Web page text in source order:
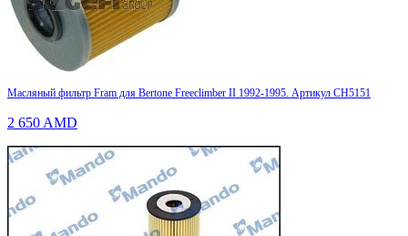
Масляный фильтр Fram для Bertone Freeclimber II 1992-1995. Артикул CH5151
2 650 AMD